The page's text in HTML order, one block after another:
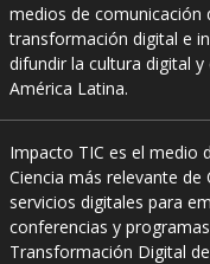
medios de comunicación
transformación digital e
difundir la cultura digital
América Latina.
Impacto TIC es el medio
Ciencia más relevante
servicios digitales para
conferencias y
Transformación Digital